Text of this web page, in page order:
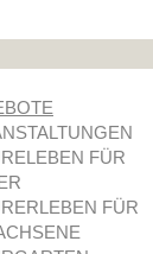
FÜR
FÜR